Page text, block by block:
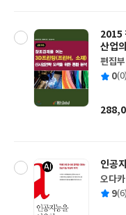
2015
산업
글
쓴
편집
출
사
평 0(0)
가
인공
글
쓴
오다
출
평 9(6)